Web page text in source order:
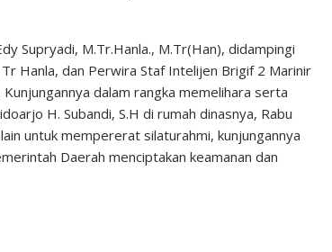
Supryadi, M.Tr.Hanla., M.Tr(Han), didampingi
Hanla, dan Perwira Staf Intelijen Brigif 2 Marinir
dalam rangka memelihara serta
H. Subandi, S.H di rumah dinasnya, Rabu
untuk mempererat silaturahmi, kunjungannya
Daerah menciptakan keamanan dan